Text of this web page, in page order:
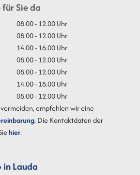
Sie da
08.00 - 12.00 Uhr
08.00 - 12.00 Uhr
14.00 - 16.00 Uhr
08.00 - 12.00 Uhr
08.00 - 12.00 Uhr
14.00 - 18.00 Uhr
08.00 - 12.00 Uhr
empfehlen wir eine
. Die Kontaktdaten der
hier.
Lauda